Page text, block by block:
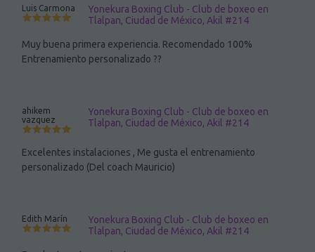
Luis Carmona
Yonekura Boxing Club - Club de boxeo en
Tlalpan, Ciudad de México, Akil #214
Muy buena primera experiencia. Recomendado 100%
Entrenamiento personalizado ??
ahikem
vazquez
Yonekura Boxing Club - Club de boxeo en
Tlalpan, Ciudad de México, Akil #214
Excelentes instalaciones , Me gusta el entrenamiento
personalizado (Del coach Mauricio)
Edith Marín
Yonekura Boxing Club - Club de boxeo en
Tlalpan, Ciudad de México, Akil #214